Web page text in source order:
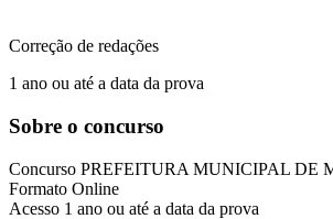
Correção de redações
1 ano ou até a data da prova
Sobre o concurso
Concurso PREFEITURA MUNICIPAL DE
Formato Online
Acesso 1 ano ou até a data da prova